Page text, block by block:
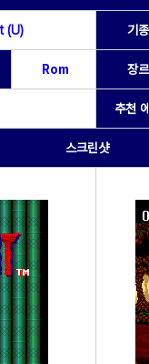
(U) 기종
Rom 장르
추천
스크린샷